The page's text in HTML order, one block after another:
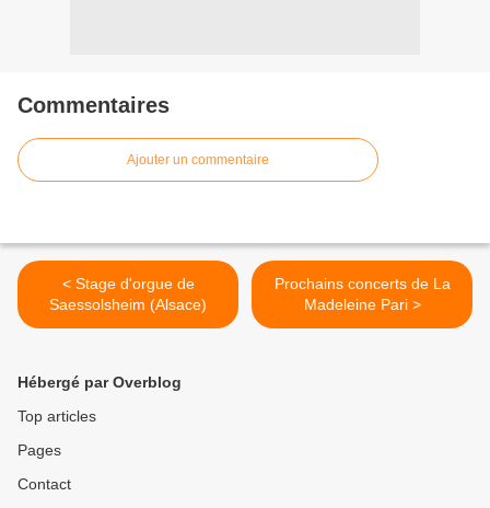
Commentaires
Ajouter un commentaire
< Stage d'orgue de
Saessolsheim (Alsace)
Prochains concerts de La
Madeleine Pari >
Hébergé par Overblog
Top articles
Pages
Contact